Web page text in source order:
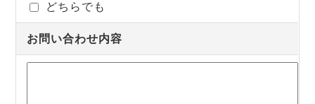
どちらでも
お問い合わせ内容